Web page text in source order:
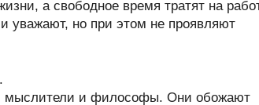
а свободное время тратят на
уважают, но при этом не проявляют
.
мыслители и философы. Они обожают